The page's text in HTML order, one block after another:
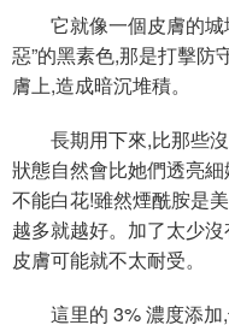
它就像一個皮膚的城
惡”的黑素色,那是打擊防
膚上,造成暗沉堆積。
長期用下來,比那些沒
狀態自然會比她們透亮
不能白花!雖然煙酰胺是
越多就越好。加了太少
皮膚可能就不太耐受。
這里的 3% 濃度添加,